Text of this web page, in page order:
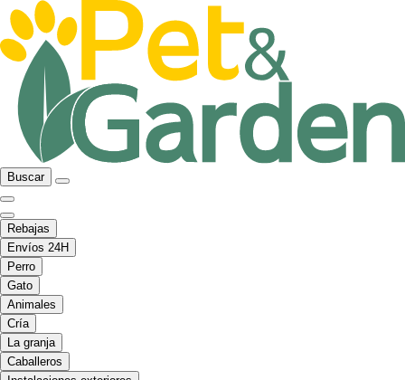
Buscar
Rebajas
Envíos 24H
Perro
Gato
Animales
Cría
La granja
Caballeros